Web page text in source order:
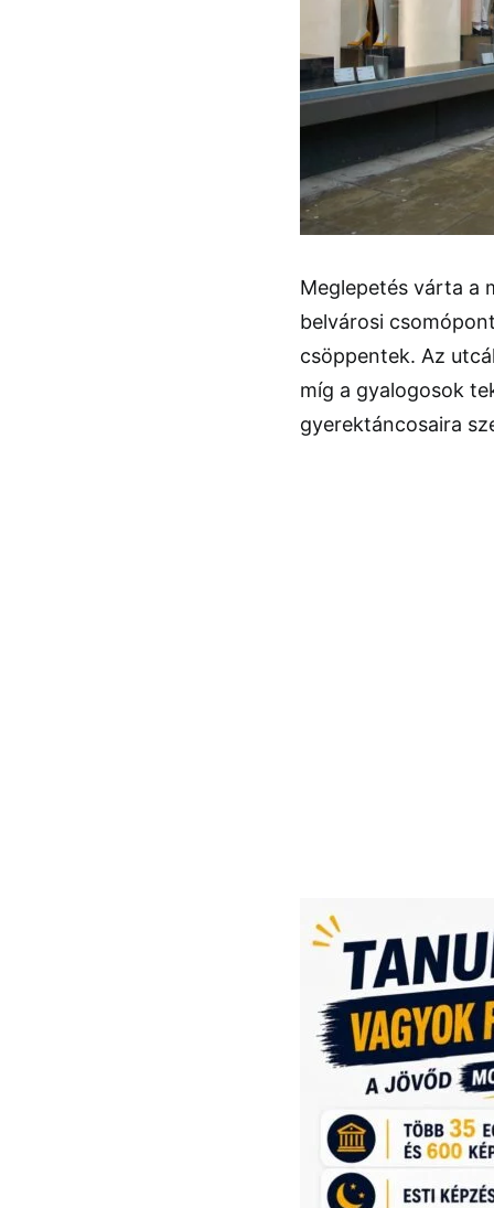
Meglepetés várta a
belvárosi
csöppentek. Az
míg a gyalogosok
gyerektáncosaira